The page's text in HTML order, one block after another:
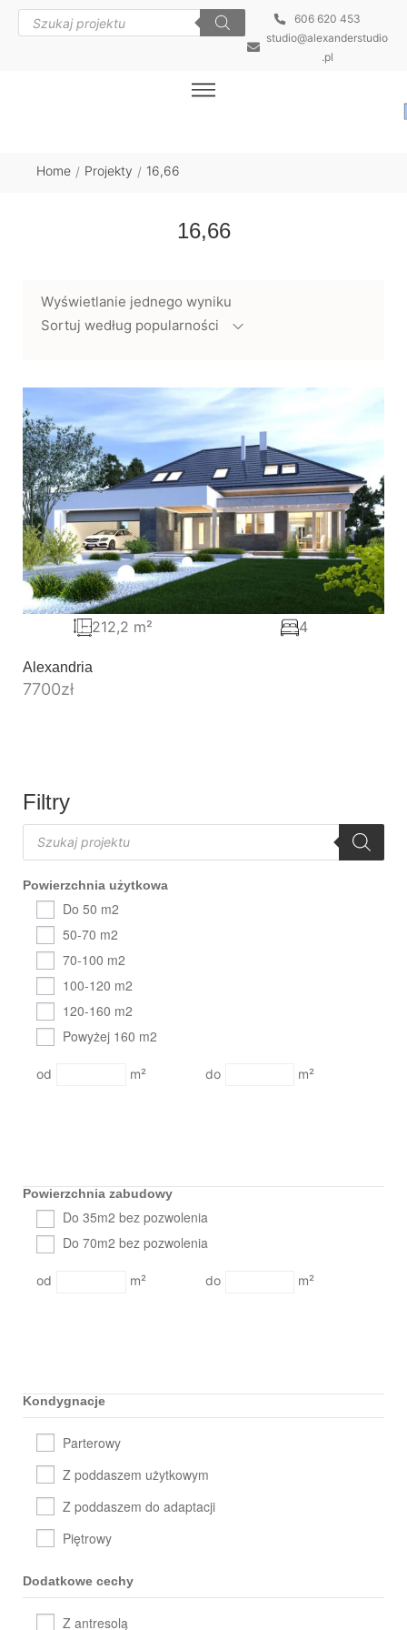
606 620 453
studio@alexanderstudio
.pl
Home / Projekty / 16,66
16,66
Filtry
Powierzchnia użytkowa
Do 50 m2
50-70 m2
70-100 m2
100-120 m2
120-160 m2
Powyżej 160 m2
m² m²
Powierzchnia zabudowy
Do 35m2 bez pozwolenia
Do 70m2 bez pozwolenia
m² m²
Kondygnacje
Parterowy
Piętrowy
Z poddaszem do adaptacji
Z poddaszem użytkowym
Dodatkowe cechy
Z antresolą
Wyświetlanie jednego wyniku
Sortuj według popularności
Alexandria
7700zł
212,2 m² 4